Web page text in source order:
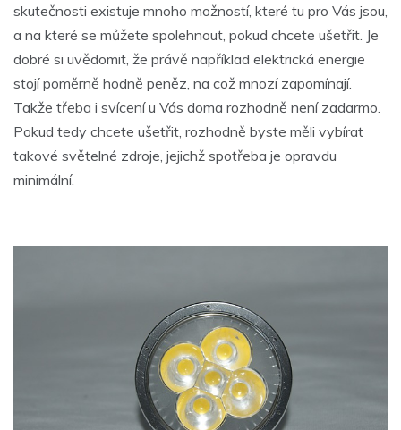
skutečnosti existuje mnoho možností, které tu pro Vás jsou,
a na které se můžete spolehnout, pokud chcete ušetřit. Je
dobré si uvědomit, že právě například elektrická energie
stojí poměrně hodně peněz, na což mnozí zapomínají.
Takže třeba i svícení u Vás doma rozhodně není zadarmo.
Pokud tedy chcete ušetřit, rozhodně byste měli vybírat
takové světelné zdroje, jejichž spotřeba je opravdu
minimální.